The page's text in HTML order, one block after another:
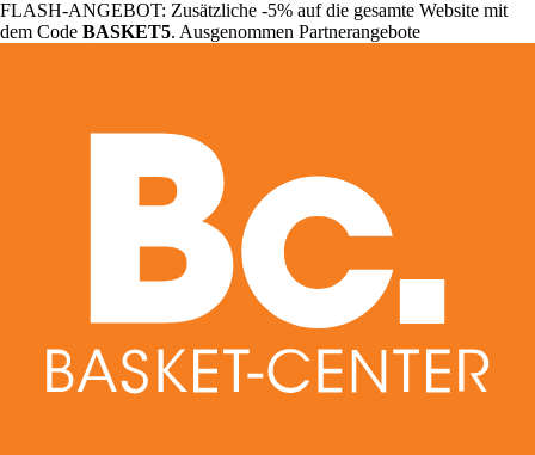
FLASH-ANGEBOT: Zusätzliche -5% auf die gesamte Website mit
dem Code BASKET5. Ausgenommen Partnerangebote